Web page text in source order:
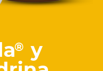
® y